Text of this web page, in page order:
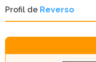
Profil de Reverso